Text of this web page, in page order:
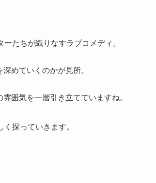
たちが織りなすラブコメディ。
めていくのかが見所。
囲気を一層引き立てていますね。
探っていきます。